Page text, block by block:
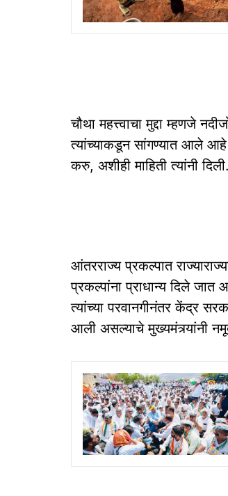
चौथा महत्त्वाचा मुद्दा म्हणजे
त्यांच्याकडून सांगण्यात आले आहे
करु, अशीही माहिती त्यांनी दिली.
आंतरराज्य प्रकल्पात
प्रकल्पांना प्राधान्य दिले
त्यांच्या परवानगीनंतर केंद्र
आली असल्याचे मुख्यमंत्र्यांनी